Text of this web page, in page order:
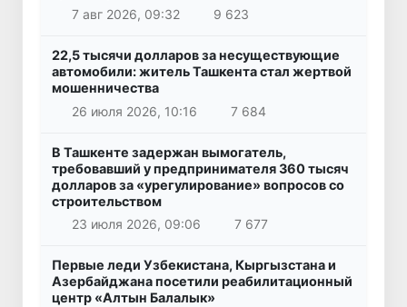
7 авг 2026, 09:32
9 623
22,5 тысячи долларов за несуществующие
автомобили: житель Ташкента стал жертвой
мошенничества
26 июля 2026, 10:16
7 684
В Ташкенте задержан вымогатель,
требовавший у предпринимателя 360 тысяч
долларов за «урегулирование» вопросов со
строительством
23 июля 2026, 09:06
7 677
Первые леди Узбекистана, Кыргызстана и
Азербайджана посетили реабилитационный
центр «Алтын Балалык»